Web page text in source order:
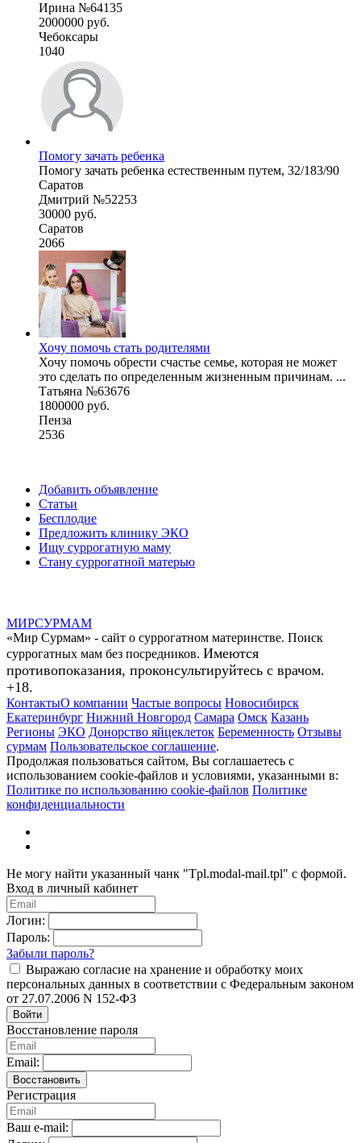
Ирина №64135
2000000 руб.
Чебоксары
1040
Помогу зачать ребенка
Помогу зачать ребенка естественным путем, 32/183/90
Саратов
Дмитрий №52253
30000 руб.
Саратов
2066
Хочу помочь стать родителями
Хочу помочь обрести счастье семье, которая не может
это сделать по определенным жизненным причинам. ...
Татьяна №63676
1800000 руб.
Пенза
2536
Добавить объявление
Статьи
Бесплодие
Предложить клинику ЭКО
Ищу суррогатную маму
Стану суррогатной матерью
МИРСУРМАМ
«Мир Сурмам» - сайт о суррогатном материнстве. Поиск
суррогатных мам без посредников. Имеются
противопоказания, проконсультируйтесь с врачом.
+18.
КонтактыО компании Частые вопросы Новосибирск
Екатеринбург Нижний Новгород Самара Омск Казань
Регионы ЭКО Донорство яйцеклеток Беременность Отзывы
сурмам Пользовательское соглашение.
Продолжая пользоваться сайтом, Вы соглашаетесь с
использованием cookie-файлов и условиями, указанными в:
Политике по использованию cookie-файлов Политике
конфиденциальности
Не могу найти указанный чанк "Tpl.modal-mail.tpl" с формой.
Вход в личный кабинет
Логин:
Пароль:
Забыли пароль?
Выражаю согласие на хранение и обработку моих
персональных данных в соответствии с Федеральным законом
от 27.07.2006 N 152-ФЗ
Войти
Восстановление пароля
Email:
Восстановить
Регистрация
Ваш e-mail: